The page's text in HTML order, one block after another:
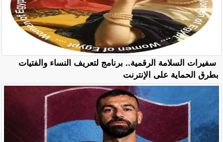
سفيرات السلامة الرقمية.. برنامج لتعريف النساء والفتيات
بطرق الحماية على الإنترنت